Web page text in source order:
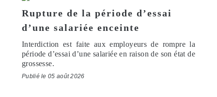
Rupture de la période d’essai
d’une salariée enceinte
Interdiction est faite aux employeurs de rompre la
période d’essai d’une salariée en raison de son état de
grossesse.
Publié le 05 août 2026